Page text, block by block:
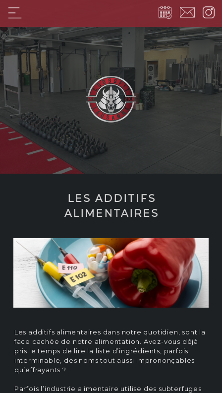
LES ADDITIFS
ALIMENTAIRES
Les additifs alimentaires dans notre quotidien, sont la
face cachée de notre alimentation. Avez-vous déjà
pris le temps de lire la liste d’ingrédients, parfois
interminable, des noms tout aussi imprononçables
qu’effrayants ?
Parfois l’industrie alimentaire utilise des subterfuges